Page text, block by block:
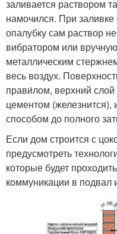
заливается раствором
намочился. При
опалубку сам раствор
вибратором или
металлическим
весь воздух.
прави́лом, верхний
цементом
способом до полного
Если дом строится с
предусмотреть
которые будет
коммуникации в подвал